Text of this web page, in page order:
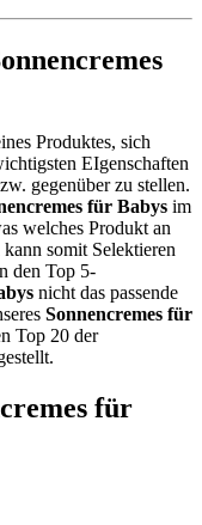
Produktes, sich
EIgenschaften
gegenüber zu stellen.
für Babys im
welches Produkt an
somit Selektieren
den Top 5-
nicht das passende
Sonnencremes für
Top 20 der
für